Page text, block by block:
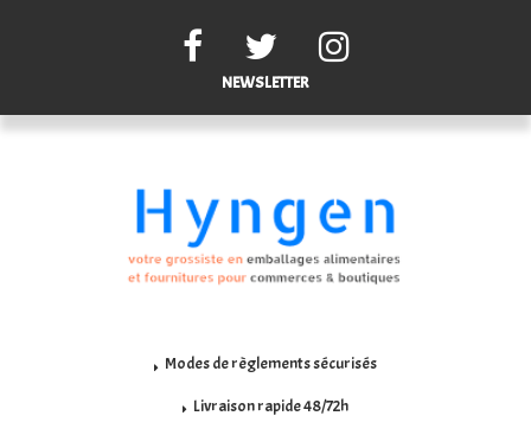
NEWSLETTER
Modes de règlements sécurisés
Livraison rapide 48/72h